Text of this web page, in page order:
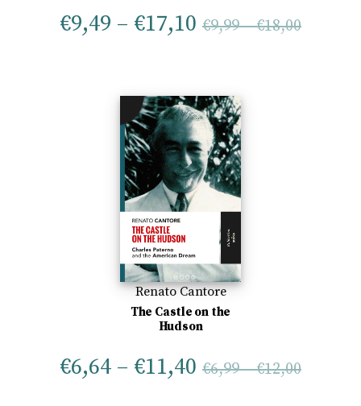
€9,49 – €17,10 €9,99–€18,00
Renato Cantore
The Castle on the
Hudson
€6,64 – €11,40 €6,99–€12,00